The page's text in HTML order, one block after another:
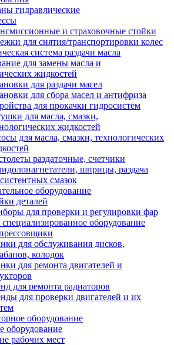
гидравлические
и страховочные стойки
для снятия/транспортировки колес
система раздачи масла
для замены масла и
жидкостей
для раздачи масел
для сбора масел и антифриза
для прокачки гидросистем
для масла, смазки,
жидкостей
для масла, смазки, технологических
раздаточные, счетчики
шприцы, раздача
смазок
оборудование
деталей
для проверки и регулировки фар
оборудование
для обслуживания дисков,
колодок
для ремонта двигателей и
для ремонта радиаторов
для проверки двигателей и их
оборудование
оборудование
рабочих мест